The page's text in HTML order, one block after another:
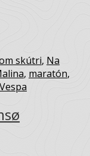
skútri, Na
, maratón,
Vespa